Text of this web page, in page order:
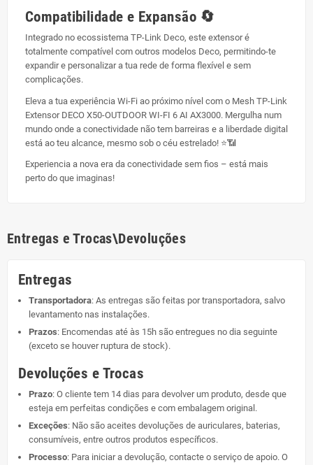
Compatibilidade e Expansão 🔄
Integrado no ecossistema TP-Link Deco, este extensor é
totalmente compatível com outros modelos Deco, permitindo-te
expandir e personalizar a tua rede de forma flexível e sem
complicações.
Eleva a tua experiência Wi-Fi ao próximo nível com o Mesh TP-Link
Extensor DECO X50-OUTDOOR WI-FI 6 AI AX3000. Mergulha num
mundo onde a conectividade não tem barreiras e a liberdade digital
está ao teu alcance, mesmo sob o céu estrelado! ⭐📶
Experiencia a nova era da conectividade sem fios – está mais
perto do que imaginas!
Entregas e Trocas\Devoluções
Entregas
Transportadora: As entregas são feitas por transportadora, salvo
levantamento nas instalações.
Prazos: Encomendas até às 15h são entregues no dia seguinte
(exceto se houver ruptura de stock).
Devoluções e Trocas
Prazo: O cliente tem 14 dias para devolver um produto, desde que
esteja em perfeitas condições e com embalagem original.
Exceções: Não são aceites devoluções de auriculares, baterias,
consumíveis, entre outros produtos específicos.
Processo: Para iniciar a devolução, contacte o serviço de apoio. O